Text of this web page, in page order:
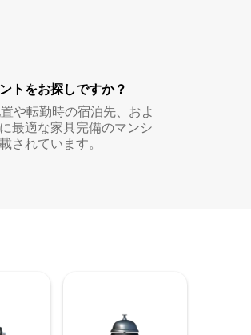
トをお探しですか？
や転勤時の宿泊先、およ
最適な家具完備のマンシ
されています。